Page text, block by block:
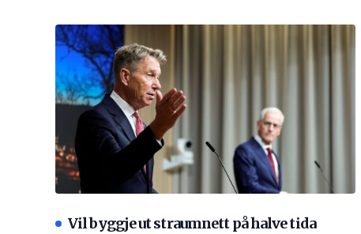
Vil byggje ut straumnett på halve tida